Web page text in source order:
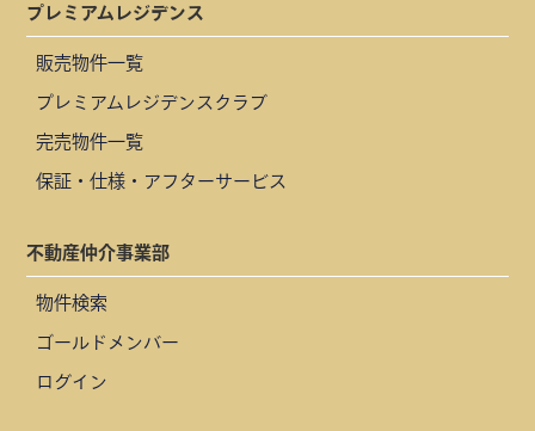
プレミアムレジデンス
販売物件一覧
プレミアムレジデンスクラブ
完売物件一覧
保証・仕様・アフターサービス
不動産仲介事業部
物件検索
ゴールドメンバー
ログイン